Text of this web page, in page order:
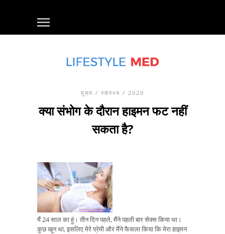
मुख्य / स्वास्थ्य / 2020
क्या संभोग के दौरान हाइमन फट नहीं
सकता है?
मैं 24 साल का हूं। तीन दिन पहले, मैंने पहली बार सेक्स किया था।
कुछ खून था, इसलिए मेरे प्रेमी और मैंने फैसला किया कि मेरा हाइमन